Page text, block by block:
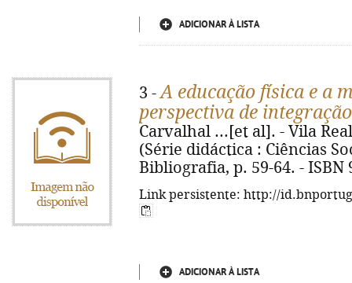
ADICIONAR À LISTA
3 -A educação física e a
perspectiva de
Carvalhal ...[et al]. - Vila
(Série didáctica : Ciências
Bibliografia, p. 59-64. - ISBN
Link persistente: http://
ADICIONAR À LISTA